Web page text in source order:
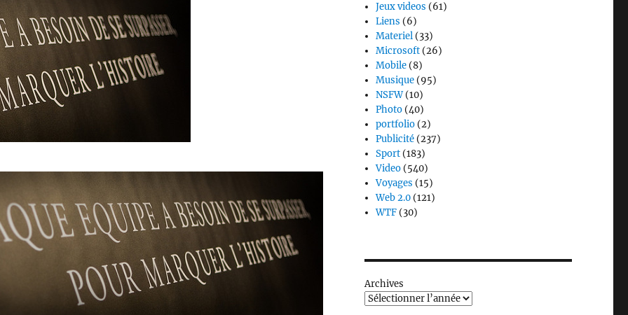
Jeux videos (61)
Liens (6)
Materiel (33)
Microsoft (26)
Mobile (8)
Musique (95)
NSFW(10)
Photo (40)
portfolio (2)
Publicité (237)
Sport (183)
Video (540)
Voyages (15)
Web 2.0 (121)
WTF (30)
Archives